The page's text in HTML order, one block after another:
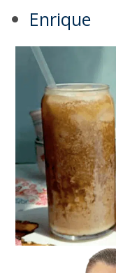
Enrique